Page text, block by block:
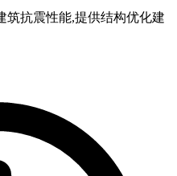
筑抗震性能,提供结构优化建